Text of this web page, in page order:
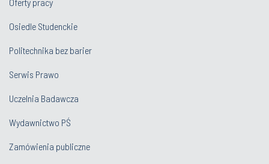
Oferty pracy
Osiedle Studenckie
Politechnika bez barier
Serwis Prawo
Uczelnia Badawcza
Wydawnictwo PŚ
Zamówienia publiczne